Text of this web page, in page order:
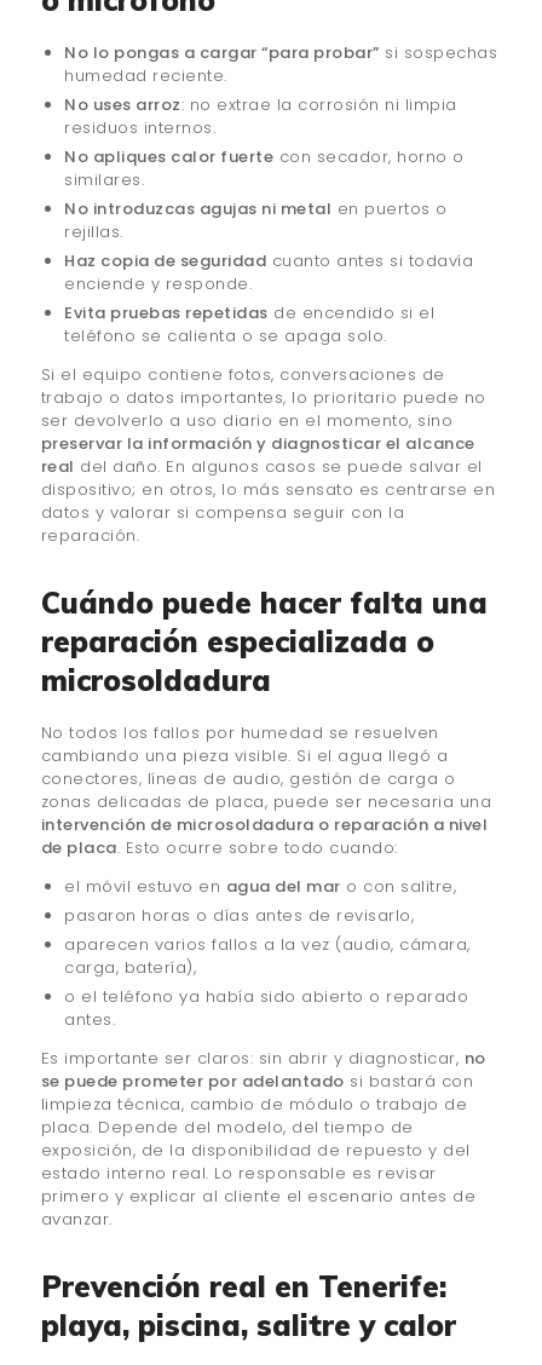
No lo pongas a cargar “para probar” si sospechas
humedad reciente.
No uses arroz: no extrae la corrosión ni limpia
residuos internos.
No apliques calor fuerte con secador, horno o
similares.
No introduzcas agujas ni metal en puertos o
rejillas.
Haz copia de seguridad cuanto antes si todavía
enciende y responde.
Evita pruebas repetidas de encendido si el
teléfono se calienta o se apaga solo.
Si el equipo contiene fotos, conversaciones de
trabajo o datos importantes, lo prioritario puede no
ser devolverlo a uso diario en el momento, sino
preservar la información y diagnosticar el alcance
real del daño. En algunos casos se puede salvar el
dispositivo; en otros, lo más sensato es centrarse en
datos y valorar si compensa seguir con la
reparación.
Cuándo puede hacer falta una
reparación especializada o
microsoldadura
No todos los fallos por humedad se resuelven
cambiando una pieza visible. Si el agua llegó a
conectores, líneas de audio, gestión de carga o
zonas delicadas de placa, puede ser necesaria una
intervención de microsoldadura o reparación a nivel
de placa. Esto ocurre sobre todo cuando:
el móvil estuvo en agua del mar o con salitre,
pasaron horas o días antes de revisarlo,
aparecen varios fallos a la vez (audio, cámara,
carga, batería),
o el teléfono ya había sido abierto o reparado
antes.
Es importante ser claros: sin abrir y diagnosticar, no
se puede prometer por adelantado si bastará con
limpieza técnica, cambio de módulo o trabajo de
placa. Depende del modelo, del tiempo de
exposición, de la disponibilidad de repuesto y del
estado interno real. Lo responsable es revisar
primero y explicar al cliente el escenario antes de
avanzar.
Prevención real en Tenerife:
playa, piscina, salitre y calor